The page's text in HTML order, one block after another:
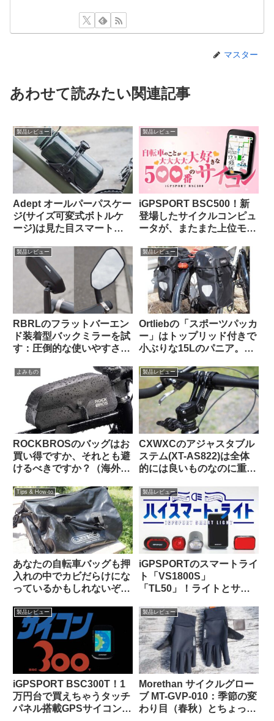
マスター
あわせて読みたい関連記事
製品レビュー
Adept オールパーパスケー
ジ(サイズ可変式ボトルケ
ージ)は見た目スマートで
【Bikase ABCケージとの
比較あり】
製品レビュー
iGPSPORT BSC500！新
登場したサイクルコンピュ
ータが、またまた上位モデ
製品レビュー
RBRLのフラットバーエン
ド装着型バックミラーを試
す：圧倒的な使いやすさと
い】
製品レビュー
Ortliebの「スポーツパッカ
ー」はトップリッド付きで
小ぶりな15Lのパニア。ど
い方に向いている？
よみもの
ROCKBROSのバッグはお
買い得ですか、それとも避
けるべきですか？（海外掲
製品レビュー
CXWXCのアジャスタブル
ステム(XT-AS822)は全体
的には良いものなのに重大
も惜しい
Tips & How-to
あなたの自転車バッグも押
入れの中でカビだらけにな
っているかもしれないぞ
っておきたいメンテナン
ス】
製品レビュー
iGPSPORTのスマートライ
ト「VS1800S」
「TL50」！ライトとサイ
揃えると、新しい扉が開く
かも！
製品レビュー
iGPSPORT BSC300T！1
万円台で買えちゃうタッチ
パネル搭載GPSサイコンっ
製品レビュー
Morethan サイクルグロー
ブ MT-GVP-010：季節の変
わり目（春秋）とちょっと